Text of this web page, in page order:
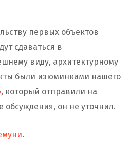
первых объектов
сдаваться в
виду, архитектурному
были изюминками нашего
, который отправили на
обсуждения, он не уточнил.
.